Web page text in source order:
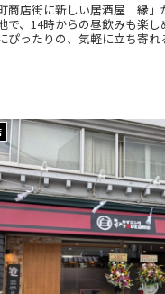
商店街に新しい居酒屋「縁
で、14時からの昼飲みも楽
ぴったりの、気軽に立ち寄